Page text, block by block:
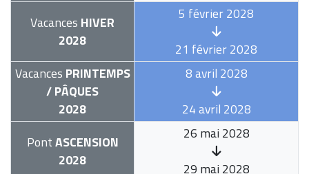
Vacances HIVER
2028
5 février 2028
21 février 2028
Vacances PRINTEMPS
/ PÂQUES
2028
8 avril 2028
24 avril 2028
PontASCENSION
2028
26 mai 2028
29 mai 2028